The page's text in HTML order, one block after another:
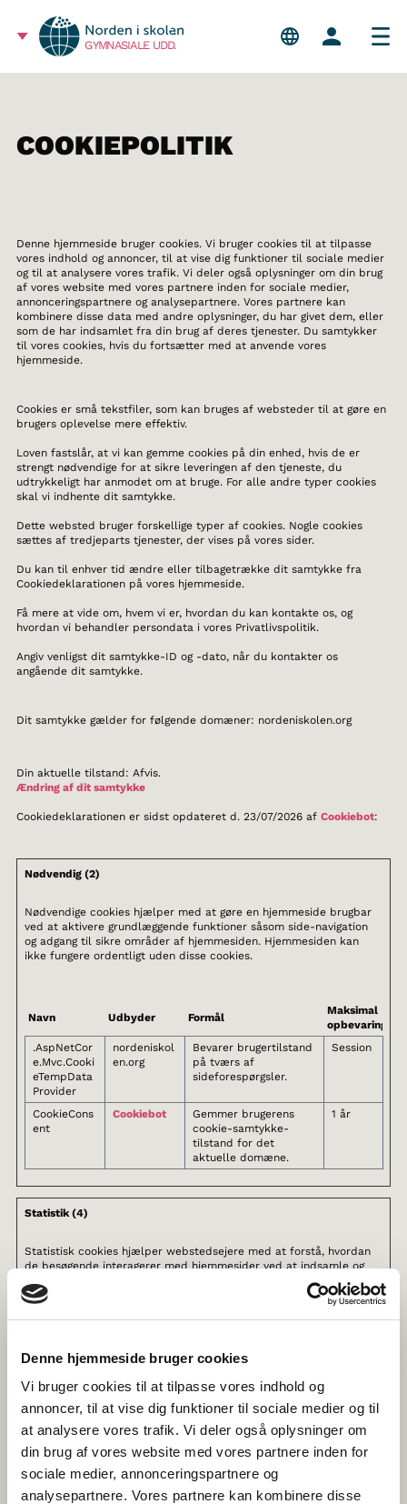
Denne hjemmeside bruger cookies
Vi bruger cookies til at tilpasse vores indhold og
annoncer, til at vise dig funktioner til sociale medier og til
at analysere vores trafik. Vi deler også oplysninger om
din brug af vores website med vores partnere inden for
sociale medier, annonceringspartnere og
analysepartnere. Vores partnere kan kombinere disse
GYMNASIALE UDD.
COOKIEPOLITIK
Denne hjemmeside bruger cookies. Vi bruger cookies til at tilpasse
vores indhold og annoncer, til at vise dig funktioner til sociale medier
og til at analysere vores trafik. Vi deler også oplysninger om din brug
af vores website med vores partnere inden for sociale medier,
annonceringspartnere og analysepartnere. Vores partnere kan
kombinere disse data med andre oplysninger, du har givet dem, eller
som de har indsamlet fra din brug af deres tjenester. Du samtykker
til vores cookies, hvis du fortsætter med at anvende vores
hjemmeside.
Cookies er små tekstfiler, som kan bruges af websteder til at gøre en
brugers oplevelse mere effektiv.
Loven fastslår, at vi kan gemme cookies på din enhed, hvis de er
strengt nødvendige for at sikre leveringen af den tjeneste, du
udtrykkeligt har anmodet om at bruge. For alle andre typer cookies
skal vi indhente dit samtykke.
Dette websted bruger forskellige typer af cookies. Nogle cookies
sættes af tredjeparts tjenester, der vises på vores sider.
Du kan til enhver tid ændre eller tilbagetrække dit samtykke fra
Cookiedeklarationen på vores hjemmeside.
Få mere at vide om, hvem vi er, hvordan du kan kontakte os, og
hvordan vi behandler persondata i vores Privatlivspolitik.
Angiv venligst dit samtykke-ID og -dato, når du kontakter os
angående dit samtykke.
Dit samtykke gælder for følgende domæner: nordeniskolen.org
Din aktuelle tilstand: Afvis.
Ændring af dit samtykke
Cookiedeklarationen er sidst opdateret d. 23/07/2026 af Cookiebot:
Nødvendig (2)
Nødvendige cookies hjælper med at gøre en hjemmeside brugbar
ved at aktivere grundlæggende funktioner såsom side-navigation
og adgang til sikre områder af hjemmesiden. Hjemmesiden kan
ikke fungere ordentligt uden disse cookies.
Navn Udbyder Formål
Maksimal
opbevaringstid
.AspNetCor
e.Mvc.Cooki
eTempData
Provider
nordeniskol
en.org
Bevarer brugertilstand
på tværs af
sideforespørgsler.
Session
CookieCons
ent
Cookiebot
Gemmer brugerens
cookie-samtykke-
tilstand for det
aktuelle domæne.
1 år
Statistik (4)
Statistisk cookies hjælper webstedsejere med at forstå, hvordan
de besøgende interagerer med hjemmesider ved at indsamle og
der anvendes til at
føre statistik over
hvordan den
besøgende bruger
hjemmesiden.
_ga_#
Anvendes af Google
Analytics til at
indsamle data om